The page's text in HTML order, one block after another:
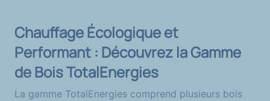
Chauffage Écologique et
Performant : Découvrez la Gamme
de Bois TotalEnergies
La gamme TotalEnergies comprend plusieurs bois